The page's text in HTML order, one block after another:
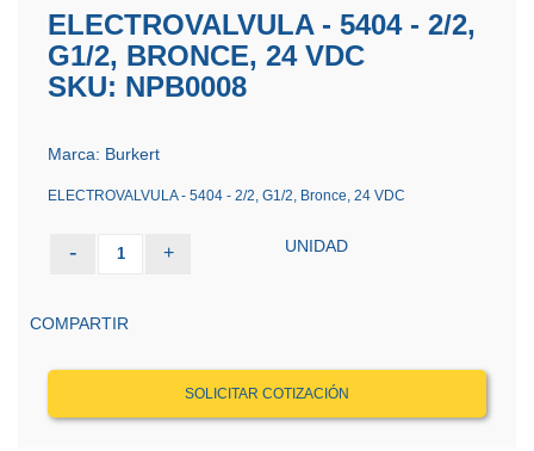
ELECTROVALVULA - 5404 - 2/2,
G1/2, BRONCE, 24 VDC
SKU: NPB0008
Marca: Burkert
ELECTROVALVULA - 5404 - 2/2, G1/2, Bronce, 24 VDC
- 1 + UNIDAD
COMPARTIR
SOLICITAR COTIZACIÓN